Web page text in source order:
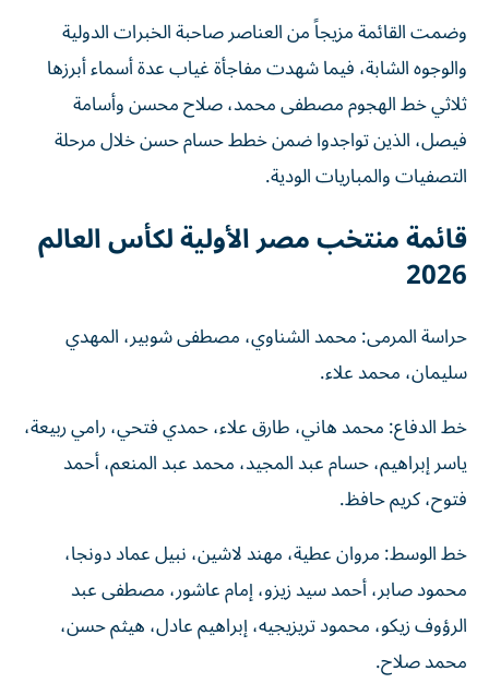
وضمت القائمة مزيجاً من العناصر صاحبة الخبرات الدولية
والوجوه الشابة، فيما شهدت مفاجأة غياب عدة أسماء أبرزها
ثلاثي خط الهجوم مصطفى محمد، صلاح محسن وأسامة
فيصل، الذين تواجدوا ضمن خطط حسام حسن خلال مرحلة
التصفيات والمباريات الودية.
قائمة منتخب مصر الأولية لكأس العالم
2026
حراسة المرمى: محمد الشناوي، مصطفى شوبير، المهدي
سليمان، محمد علاء.
خط الدفاع: محمد هاني، طارق علاء، حمدي فتحي، رامي ربيعة،
ياسر إبراهيم، حسام عبد المجيد، محمد عبد المنعم، أحمد
فتوح، كريم حافظ.
خط الوسط: مروان عطية، مهند لاشين، نبيل عماد دونجا،
محمود صابر، أحمد سيد زيزو، إمام عاشور، مصطفى عبد
الرؤوف زيكو، محمود تريزيجيه، إبراهيم عادل، هيثم حسن،
محمد صلاح.